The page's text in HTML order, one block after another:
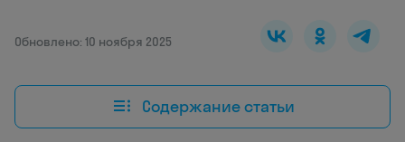
Обновлено: 10 ноября 2025
Содержание статьи